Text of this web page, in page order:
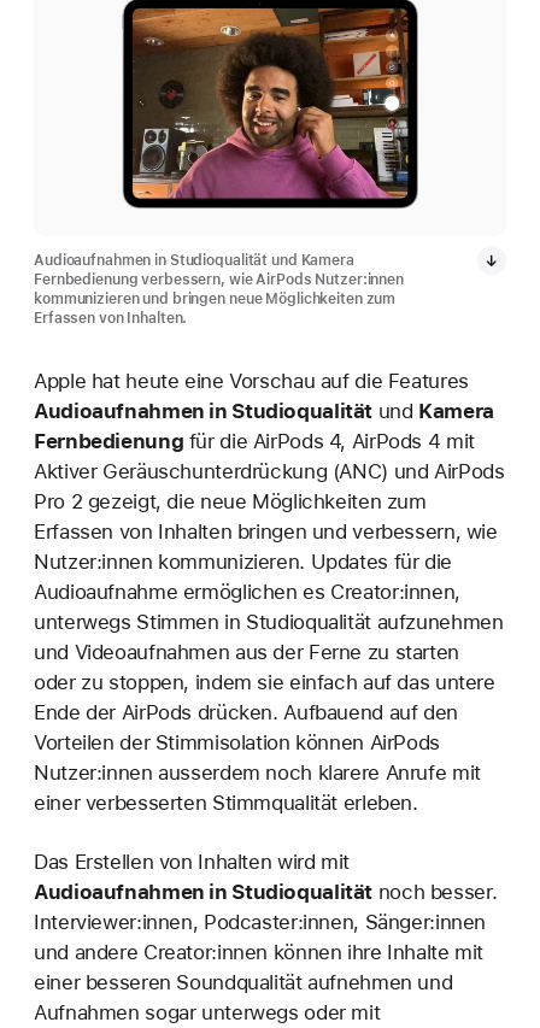
Audioaufnahmen in Studioqualität und Kamera
Fernbedienung verbessern, wie AirPods Nutzer:innen
kommunizieren und bringen neue Möglichkeiten zum
Erfassen von Inhalten.
Apple hat heute eine Vorschau auf die Features
Audioaufnahmen in Studioqualität und Kamera
Fernbedienung für die AirPods 4, AirPods 4 mit
Aktiver Geräusch­unter­drückung (ANC) und AirPods
Pro 2 gezeigt, die neue Möglichkeiten zum
Erfassen von Inhalten bringen und verbessern, wie
Nutzer:innen kommunizieren. Updates für die
Audioaufnahme ermöglichen es Creator:innen,
unterwegs Stimmen in Studioqualität aufzunehmen
und Videoaufnahmen aus der Ferne zu starten
oder zu stoppen, indem sie einfach auf das untere
Ende der AirPods drücken. Aufbauend auf den
Vorteilen der Stimmisolation können AirPods
Nutzer:innen ausserdem noch klarere Anrufe mit
einer verbesserten Stimmqualität erleben.
Das Erstellen von Inhalten wird mit
Audioaufnahmen in Studioqualität noch besser.
Interviewer:innen, Podcaster:innen, Sänger:innen
und andere Creator:innen können ihre Inhalte mit
einer besseren Soundqualität aufnehmen und
Aufnahmen sogar unterwegs oder mit